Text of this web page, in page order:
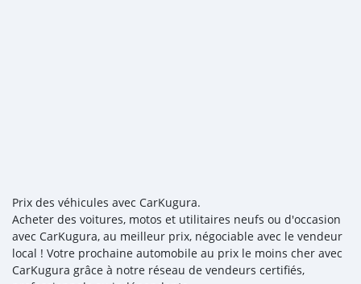
Prix des véhicules avec CarKugura.
Acheter des voitures, motos et utilitaires neufs ou d'occasion
avec CarKugura, au meilleur prix, négociable avec le vendeur
local ! Votre prochaine automobile au prix le moins cher avec
CarKugura grâce à notre réseau de vendeurs certifiés,